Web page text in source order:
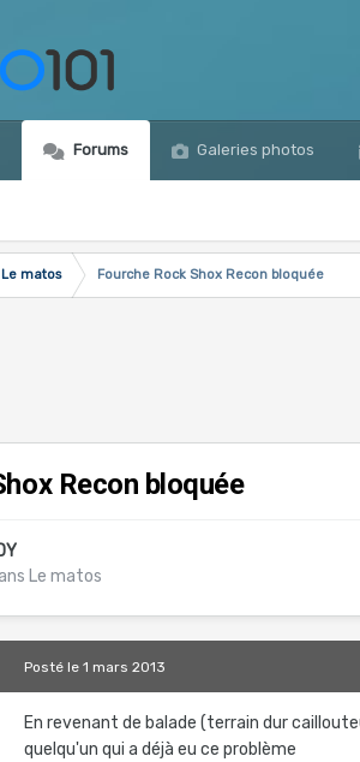
Forums Galeries photos
Le matos
Fourche Rock Shox Recon bloquée
Recon bloquée
Le matos
Postéle 1 mars 2013
En revenant de balade (terrain dur
quelqu'un qui a déjà eu ce problème